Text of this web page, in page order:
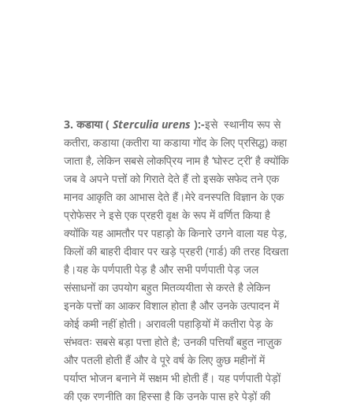
3. कडाया( Sterculia urens ):-इसे स्थानीय रूप से
कतीरा, कडाया (कतीरा या कडाया गोंद के लिए प्रसिद्ध) कहा
जाता है, लेकिन सबसे लोकप्रिय नाम है ‘घोस्ट ट्री’ है क्योंकि
जब वे अपने पत्तों को गिराते देते हैं तो इसके सफेद तने एक
मानव आकृति का आभास देते हैं।मेरे वनस्पति विज्ञान के एक
प्रोफेसर ने इसे एक प्रहरी वृक्ष के रूप में वर्णित किया है
क्योंकि यह आमतौर पर पहाड़ो के किनारे उगने वाला यह पेड़,
किलों की बाहरी दीवार पर खड़े प्रहरी (गार्ड) की तरह दिखता
है।यह के पर्णपाती पेड़ है और सभी पर्णपाती पेड़ जल
संसाधनों का उपयोग बहुत मितव्ययीता से करते है लेकिन
इनके पत्तों का आकर विशाल होता है और उनके उत्पादन में
कोई कमी नहीं होती। अरावली पहाड़ियों में कतीरा पेड़ के
संभवतः सबसे बड़ा पत्ता होते है; उनकी पत्तियाँ बहुत नाज़ुक
और पतली होती हैं और वे पूरे वर्ष के लिए कुछ महीनों में
पर्याप्त भोजन बनाने में सक्षम भी होती हैं। यह पर्णपाती पेड़ों
की एक रणनीति का हिस्सा है कि उनके पास हरे पेड़ों की